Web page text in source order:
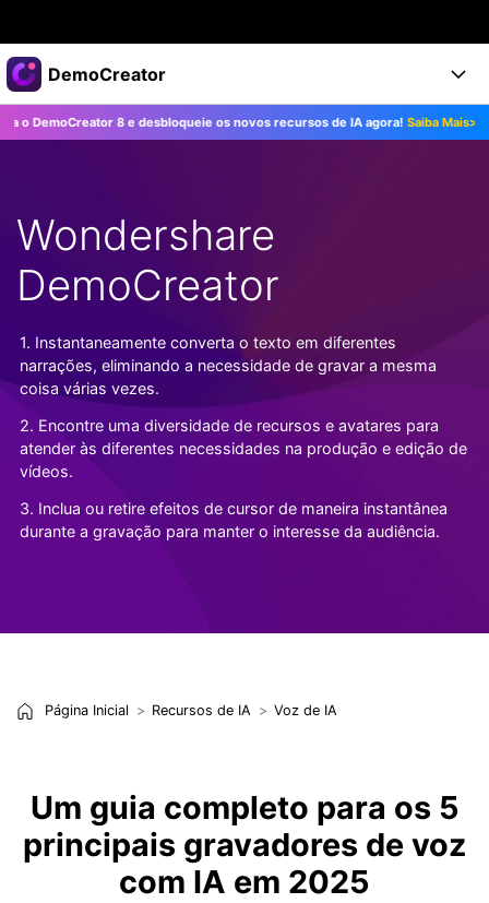
Produtos em destaque
Criatividade digital com IA generativa
Utilitários
Negócios
Sala de imprensa
Loja
Suporte
DemoCreator
Produtos
Recursos
Todos os recursos >
Recursos de IA
Dicas de IA
Todos os recursos de IA >
Soluções
DemoCreator para
Blog
Mais Soluções >
Central de Ajuda
Começe a Usar
Suporte
TESTE GRÁTIS COMPRE AGORA
Entrar
8 e desbloqueie os novos recursos de IA agora! Saiba Mais>>
Wondershare
DemoCreator
1. Instantaneamente converta o texto em diferentes
narrações, eliminando a necessidade de gravar a mesma
coisa várias vezes.
2. Encontre uma diversidade de recursos e avatares para
atender às diferentes necessidades na produção e edição de
vídeos.
3. Inclua ou retire efeitos de cursor de maneira instantânea
durante a gravação para manter o interesse da audiência.
Página Inicial Recursos de IA Voz de IA
Um guia completo para os 5
principais gravadores de voz
com IA em 2025